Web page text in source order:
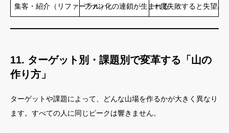
集客・紹介（リファーラル）ファン化の連鎖が生まれる一度失敗すると失望感
11. ターゲット別・課題別で変革する「山の
作り方」
ターゲットや課題によって、どんな山場を作るかが大きく異なり
ます。すべての人に同じピークは響きません。